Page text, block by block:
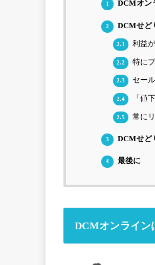
1 DCMオン
2 DCMせど
2.1 利益
2.2 特に
2.3 セー
2.4 「値
2.5 常に
3 DCMせど
4 最後に
DCMオンライン